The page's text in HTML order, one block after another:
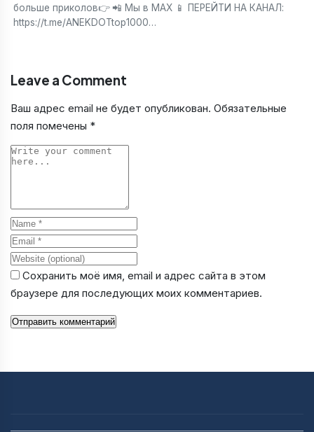
больше приколов👉 📲 Мы в МАХ 📱 ПЕРЕЙТИ НА КАНАЛ:
https://t.me/ANEKDOTtop1000…
Leave a Comment
Ваш адрес email не будет опубликован. Обязательные
поля помечены *
Comment
Name
Email
Website
Сохранить моё имя, email и адрес сайта в этом
браузере для последующих моих комментариев.
Отправить комментарий